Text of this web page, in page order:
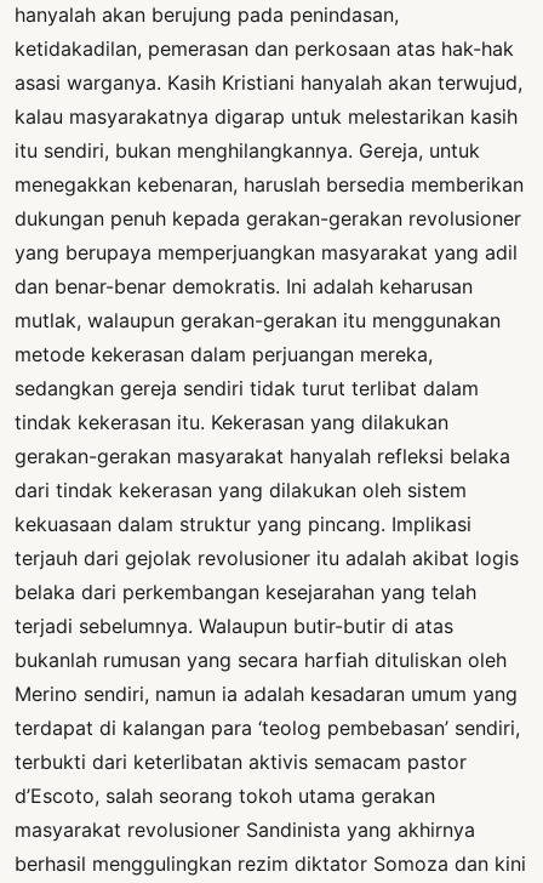
hanyalah akan berujung pada penindasan,
ketidakadilan, pemerasan dan perkosaan atas hak-hak
asasi warganya. Kasih Kristiani hanyalah akan terwujud,
kalau masyarakatnya digarap untuk melestarikan kasih
itu sendiri, bukan menghilangkannya. Gereja, untuk
menegakkan kebenaran, haruslah bersedia memberikan
dukungan penuh kepada gerakan-gerakan revolusioner
yang berupaya memperjuangkan masyarakat yang adil
dan benar-benar demokratis. Ini adalah keharusan
mutlak, walaupun gerakan-gerakan itu menggunakan
metode kekerasan dalam perjuangan mereka,
sedangkan gereja sendiri tidak turut terlibat dalam
tindak kekerasan itu. Kekerasan yang dilakukan
gerakan-gerakan masyarakat hanyalah refleksi belaka
dari tindak kekerasan yang dilakukan oleh sistem
kekuasaan dalam struktur yang pincang. Implikasi
terjauh dari gejolak revolusioner itu adalah akibat logis
belaka dari perkembangan kesejarahan yang telah
terjadi sebelumnya. Walaupun butir-butir di atas
bukanlah rumusan yang secara harfiah dituliskan oleh
Merino sendiri, namun ia adalah kesadaran umum yang
terdapat di kalangan para ‘teolog pembebasan’ sendiri,
terbukti dari keterlibatan aktivis semacam pastor
d’Escoto, salah seorang tokoh utama gerakan
masyarakat revolusioner Sandinista yang akhirnya
berhasil menggulingkan rezim diktator Somoza dan kini